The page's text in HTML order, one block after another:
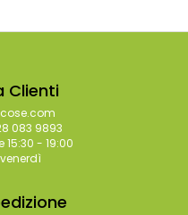
Clienti
083 9893
15:30 - 19:00